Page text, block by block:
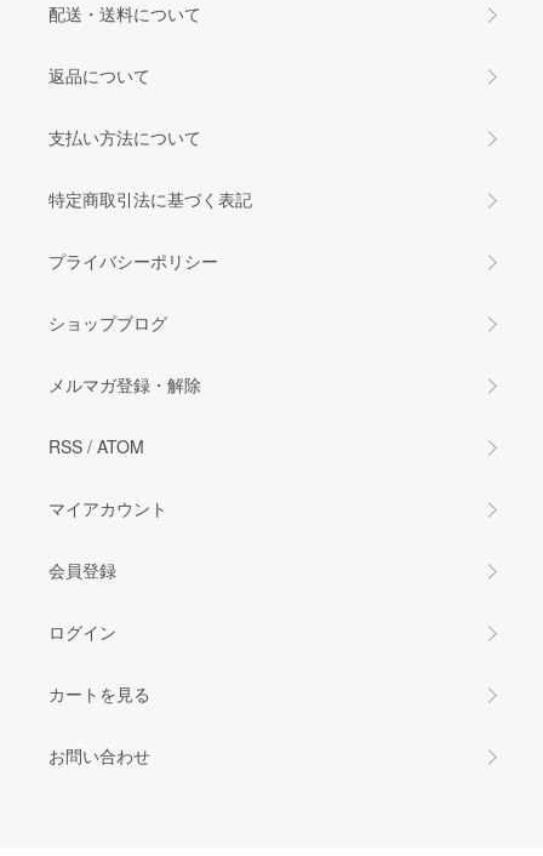
配送・送料について
返品について
支払い方法について
特定商取引法に基づく表記
プライバシーポリシー
ショップブログ
メルマガ登録・解除
RSS / ATOM
マイアカウント
会員登録
ログイン
カートを見る
お問い合わせ